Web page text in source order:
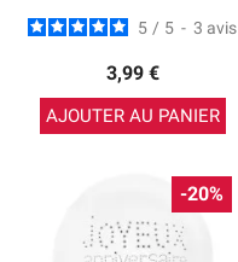
5 / 5 - 3 avis
3,99 €
AJOUTER AU PANIER
-20%